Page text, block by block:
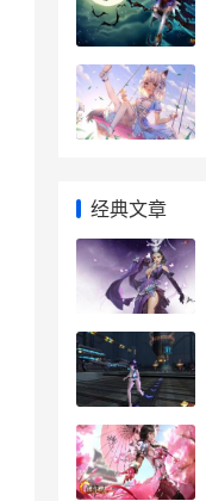
经典文章